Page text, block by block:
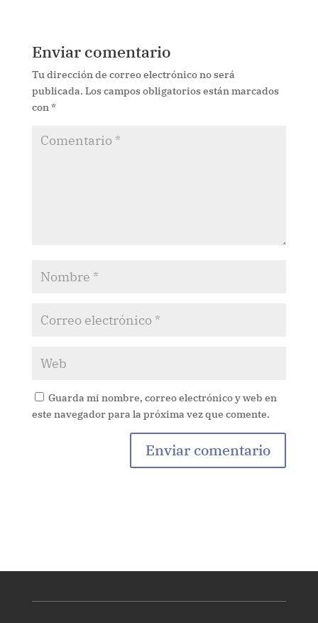
Enviar comentario
Tu dirección de correo electrónico no será
publicada. Los campos obligatorios están marcados
con*
Guarda mi nombre, correo electrónico y web en
este navegador para la próxima vez que comente.